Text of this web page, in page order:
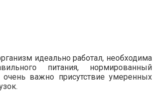
идеально работал, необходима
питания, нормированный
важно присутствие умеренных